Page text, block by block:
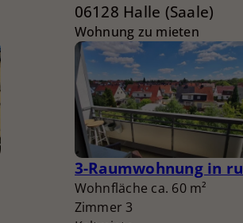
06128 Halle (Saale)
Wohnung zu mieten
Wohnfläche ca. 60 m²
Zimmer 3